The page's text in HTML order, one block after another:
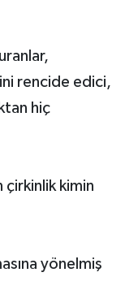
rencide edici,
hiç
kimin
yönelmiş